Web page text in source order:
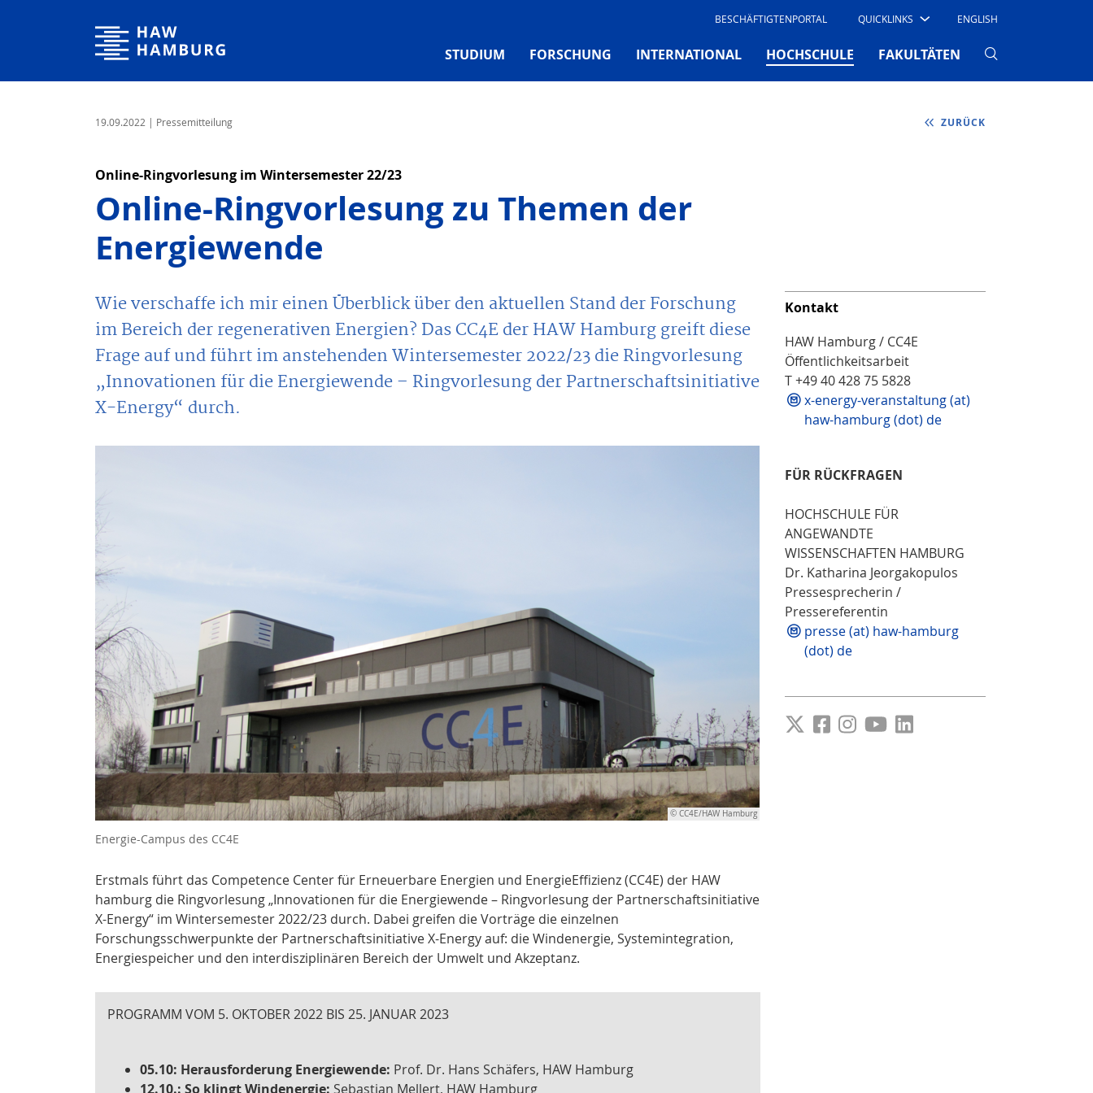
Hochschule für Angewandte Wissenschaften Hamburg BESCHÄFTIGTENPORTAL QUICKLINKS ENGLISH
STUDIUM FORSCHUNG INTERNATIONAL HOCHSCHULE (CURRENT)
FAKULTÄTEN
19.09.2022 | Pressemitteilung ZURÜCK
Online-Ringvorlesung im Wintersemester 22/23
Online-Ringvorlesung zu Themen der
Energiewende
Wie verschaffe ich mir einen Überblick über den aktuellen Stand der Forschung
im Bereich der regenerativen Energien? Das CC4E der HAW Hamburg greift diese
Frage auf und führt im anstehenden Wintersemester 2022/23 die Ringvorlesung
„Innovationen für die Energiewende – Ringvorlesung der Partnerschaftsinitiative
X-Energy“ durch.
© CC4E/HAW Hamburg
Energie-Campus des CC4E
Erstmals führt das Competence Center für Erneuerbare Energien und EnergieEffizienz (CC4E) der HAW
hamburg die Ringvorlesung „Innovationen für die Energiewende – Ringvorlesung der Partnerschaftsinitiative
X-Energy“ im Wintersemester 2022/23 durch. Dabei greifen die Vorträge die einzelnen
Forschungsschwerpunkte der Partnerschaftsinitiative X-Energy auf: die Windenergie, Systemintegration,
Energiespeicher und den interdisziplinären Bereich der Umwelt und Akzeptanz.
PROGRAMM VOM 5. OKTOBER 2022 BIS 25. JANUAR 2023
05.10: Herausforderung Energiewende: Prof. Dr. Hans Schäfers, HAW Hamburg
12.10.: So klingt Windenergie: Sebastian Mellert, HAW Hamburg
Kontakt
HAW Hamburg / CC4E
Öffentlichkeitsarbeit
T +49 40 428 75 5828
x-energy-veranstaltung (at)
haw-hamburg (dot) de
FÜR RÜCKFRAGEN
HOCHSCHULE FÜR
ANGEWANDTE
WISSENSCHAFTEN HAMBURG
Dr. Katharina Jeorgakopulos
Pressesprecherin /
Pressereferentin
presse (at) haw-hamburg
(dot) de